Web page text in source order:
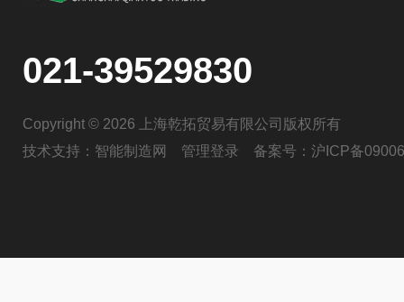
021-39529830
Copyright © 2026 上海乾拓贸易有限公司版权所有
技术支持： 智能制造网 管理登录 备案号： 沪ICP备